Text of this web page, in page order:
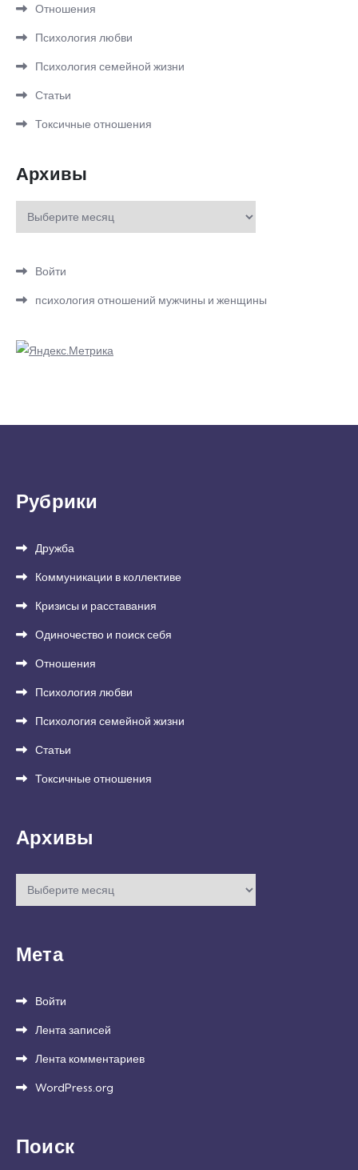
Отношения
Психология любви
Психология семейной жизни
Статьи
Токсичные отношения
Архивы
Архивы
Войти
психология отношений мужчины и женщины
Рубрики
Дружба
Коммуникации в коллективе
Кризисы и расставания
Одиночество и поиск себя
Отношения
Психология любви
Психология семейной жизни
Статьи
Токсичные отношения
Архивы
Архивы
Мета
Войти
Лента записей
Лента комментариев
WordPress.org
Поиск